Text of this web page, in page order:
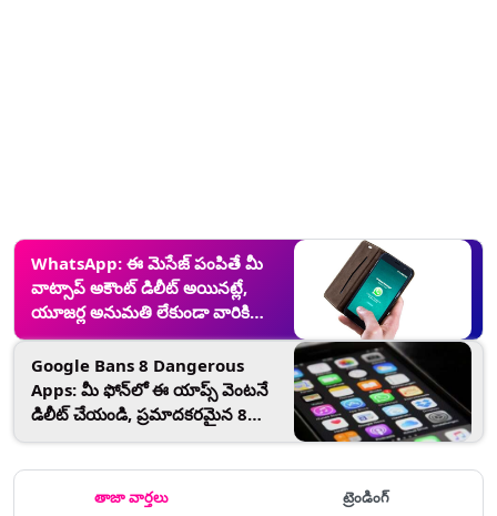
WhatsApp: ఈ మెసేజ్ పంపితే మీ
వాట్సాప్ అకౌంట్ డిలీట్ అయినట్లే,
యూజర్ల అనుమతి లేకుండా వారికి
మెసేజ్‌లు పంపితే బ్లాక్, తెలియని
నంబర్లకు స్పామ్‌మెసేజ్‌లు పంపితే
వాట్సాప్‌ ఖాతాలు బ్లాక్‌
Google Bans 8 Dangerous
Apps: మీ ఫోన్‌లో ఈ యాప్స్ వెంటనే
డిలీట్ చేయండి, ప్రమాదకరమైన 8
తాజా వార్తలు ట్రెండింగ్